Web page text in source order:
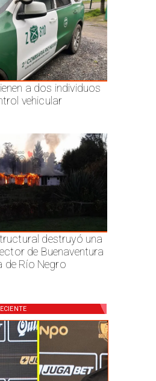
a dos individuos
vehicular
destruyó una
de Buenaventura
de Río Negro